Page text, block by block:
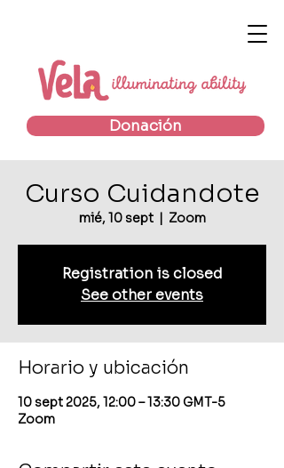
Donación
Curso Cuidandote
mié, 10 sept
  |
Zoom
Registration is closed
See other events
Horario y ubicación
10 sept 2025, 12:00 – 13:30 GMT-5
Zoom